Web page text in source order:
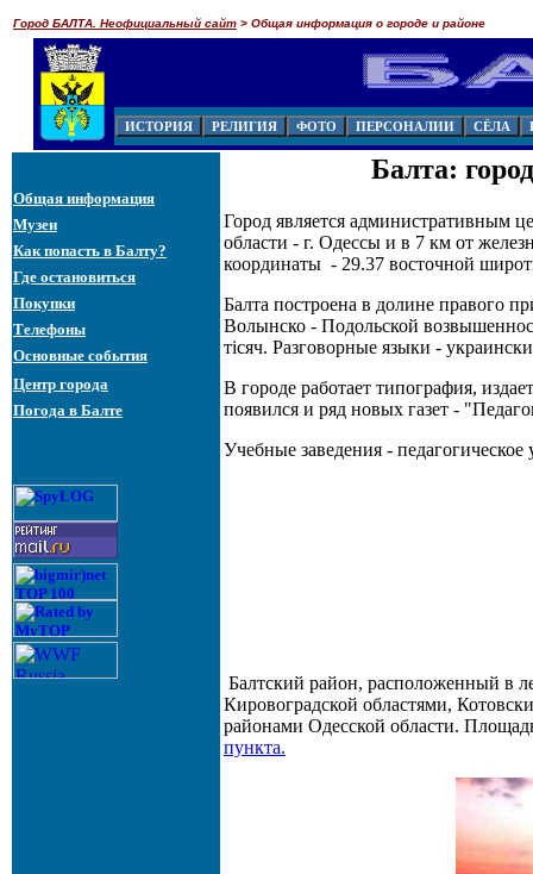
Город БАЛТА. Неофициальный сайт > Общая информация о городе и районе
Общая информация
Музеи
Как попасть в Балту?
Где остановиться
Покупки
Телефоны
Основные события
Центр города
Погода в Балте
Балта:
Город является административным
области - г. Одессы и в 7 км от
координаты - 29.37 восточной
Балта построена в долине правого
Волынско - Подольской
тісяч. Разговорные языки -
В городе работает типография,
появился и ряд новых газет -
Учебные заведения -
Балтский район, расположенный в
Кировоградской областями,
районами Одесской области.
пункта.